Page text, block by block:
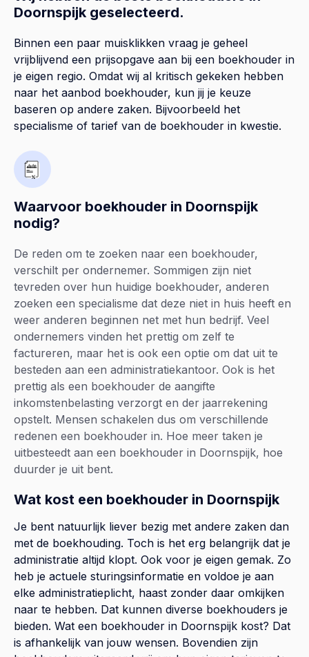
Doornspijk geselecteerd.
Binnen een paar muisklikken vraag je geheel
vrijblijvend een prijsopgave aan bij een boekhouder in
je eigen regio. Omdat wij al kritisch gekeken hebben
naar het aanbod boekhouder, kun jij je keuze
baseren op andere zaken. Bijvoorbeeld het
specialisme of tarief van de boekhouder in kwestie.
Waarvoor boekhouder in Doornspijk
nodig?
De reden om te zoeken naar een boekhouder,
verschilt per ondernemer. Sommigen zijn niet
tevreden over hun huidige boekhouder, anderen
zoeken een specialisme dat deze niet in huis heeft en
weer anderen beginnen net met hun bedrijf. Veel
ondernemers vinden het prettig om zelf te
factureren, maar het is ook een optie om dat uit te
besteden aan een administratiekantoor. Ook is het
prettig als een boekhouder de aangifte
inkomstenbelasting verzorgt en der jaarrekening
opstelt. Mensen schakelen dus om verschillende
redenen een boekhouder in. Hoe meer taken je
uitbesteedt aan een boekhouder in Doornspijk, hoe
duurder je uit bent.
Wat kost een boekhouder in Doornspijk
Je bent natuurlijk liever bezig met andere zaken dan
met de boekhouding. Toch is het erg belangrijk dat je
administratie altijd klopt. Ook voor je eigen gemak. Zo
heb je actuele sturingsinformatie en voldoe je aan
elke administratieplicht, haast zonder daar omkijken
naar te hebben. Dat kunnen diverse boekhouders je
bieden. Wat een boekhouder in Doornspijk kost? Dat
is afhankelijk van jouw wensen. Bovendien zijn